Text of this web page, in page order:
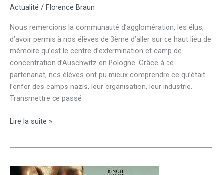
Actualité / Florence Braun
Nous remercions la communauté d’agglomération, les élus,
d’avoir permis à nos élèves de 3ème d’aller sur ce haut lieu de
mémoire qu’est le centre d’extermination et camp de
concentration d’Auschwitz en Pologne. Grâce à ce
partenariat, nos élèves ont pu mieux comprendre ce qu’était
l’enfer des camps nazis, leur organisation, leur industrie.
Transmettre ce passé
Voyage
camp
Lire la suite »